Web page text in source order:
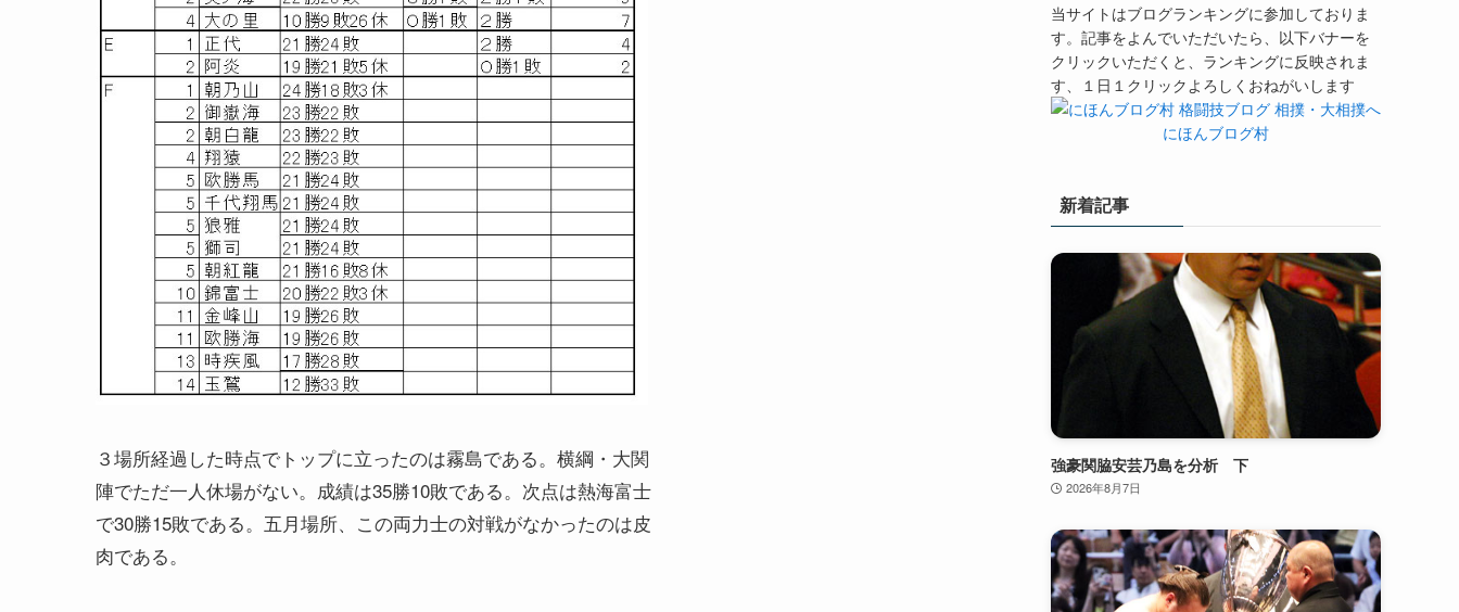
３場所経過した時点でトップに立ったのは霧島である。横綱・大関
陣でただ一人休場がない。成績は35勝10敗である。次点は熱海富士
で30勝15敗である。五月場所、この両力士の対戦がなかったのは皮
肉である。
当サイトはブログランキングに参加しておりま
す。記事をよんでいただいたら、以下バナーを
クリックいただくと、ランキングに反映されま
す、１日１クリックよろしくおねがいします
にほんブログ村
新着記事
強豪関脇安芸乃島を分析 下
2026年8月7日